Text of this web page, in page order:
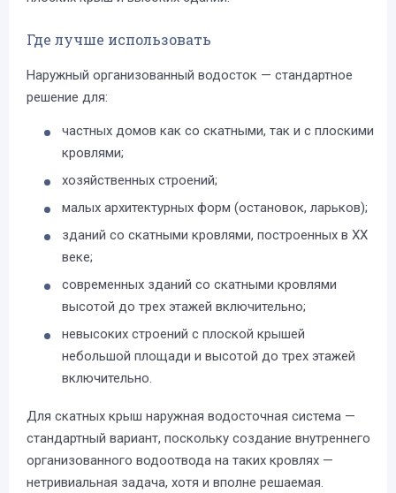
Где лучше использовать
Наружный организованный водосток — стандартное
решение для:
частных домов как со скатными, так и с плоскими
кровлями;
хозяйственных строений;
малых архитектурных форм (остановок, ларьков);
зданий со скатными кровлями, построенных в ХХ
веке;
современных зданий со скатными кровлями
высотой до трех этажей включительно;
невысоких строений с плоской крышей
небольшой площади и высотой до трех этажей
включительно.
Для скатных крыш наружная водосточная система —
стандартный вариант, поскольку создание внутреннего
организованного водоотвода на таких кровлях —
нетривиальная задача, хотя и вполне решаемая.